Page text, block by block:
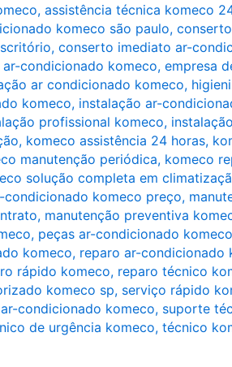
, assistência técnica komeco
komeco são paulo,
, conserto imediato ar-
condicionado komeco, empresa
ar condicionado komeco,
komeco, instalação ar-
profissional komeco,
, komeco assistência 24 horas,
manutenção periódica, komeco
solução completa em
condicionado komeco preço,
, manutenção preventiva
, peças ar-condicionado komeco
komeco, reparo ar-condicionado
rápido komeco, reparo técnico
komeco sp, serviço rápido
condicionado komeco, suporte
de urgência komeco, técnico